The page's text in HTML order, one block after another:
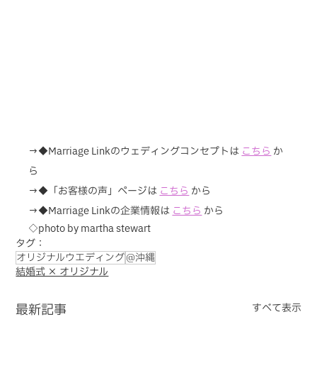
→◆Marriage Linkのウェディングコンセプトはこちらか
ら
→◆「お客様の声」ページは こちらから
→◆Marriage Linkの企業情報は こちら から
◇photo by martha stewart
タグ：
オリジナルウエディング@沖縄
結婚式 × オリジナル
最新記事 すべて表示